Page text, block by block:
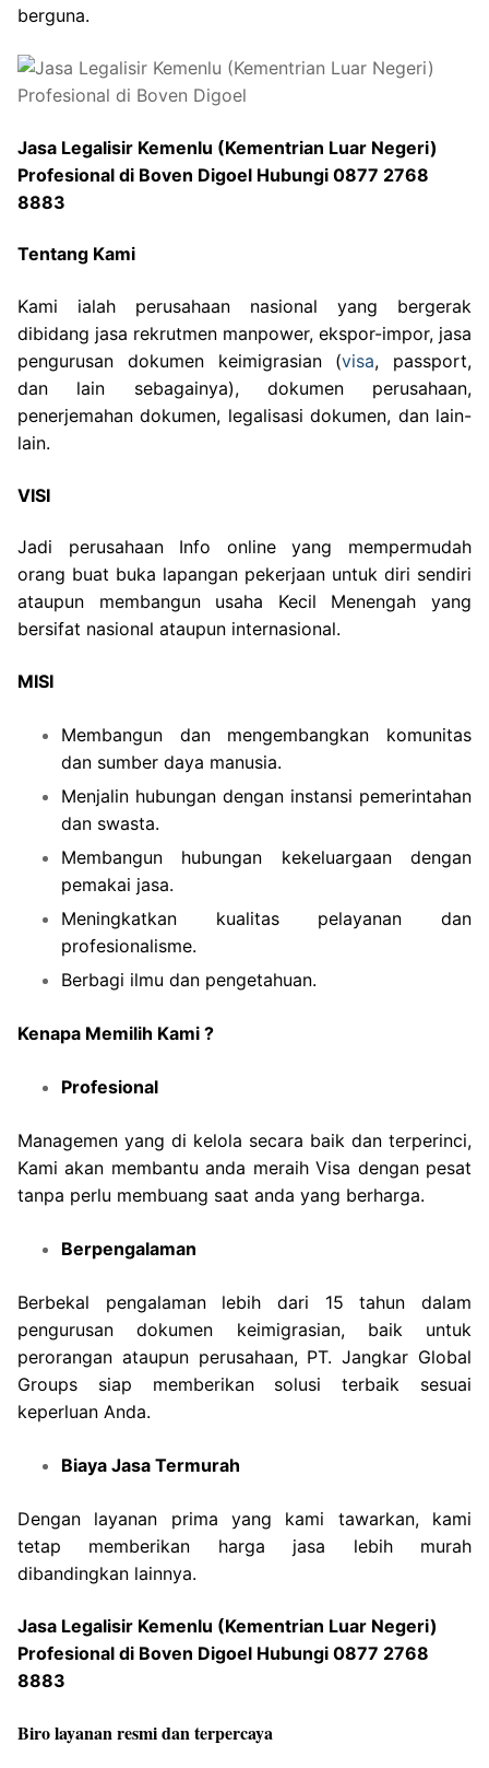
berguna.
Jasa Legalisir Kemenlu (Kementrian Luar Negeri)
Profesional di Boven Digoel Hubungi 0877 2768
8883
Tentang Kami
Kami ialah perusahaan nasional yang bergerak
dibidang jasa rekrutmen manpower, ekspor-impor, jasa
pengurusan dokumen keimigrasian (visa, passport,
dan lain sebagainya), dokumen perusahaan,
penerjemahan dokumen, legalisasi dokumen, dan lain-
lain.
VISI
Jadi perusahaan Info online yang mempermudah
orang buat buka lapangan pekerjaan untuk diri sendiri
ataupun membangun usaha Kecil Menengah yang
bersifat nasional ataupun internasional.
MISI
Membangun dan mengembangkan komunitas
dan sumber daya manusia.
Menjalin hubungan dengan instansi pemerintahan
dan swasta.
Membangun hubungan kekeluargaan dengan
pemakai jasa.
Meningkatkan kualitas pelayanan dan
profesionalisme.
Berbagi ilmu dan pengetahuan.
Kenapa Memilih Kami ?
Profesional
Managemen yang di kelola secara baik dan terperinci,
Kami akan membantu anda meraih Visa dengan pesat
tanpa perlu membuang saat anda yang berharga.
Berpengalaman
Berbekal pengalaman lebih dari 15 tahun dalam
pengurusan dokumen keimigrasian, baik untuk
perorangan ataupun perusahaan, PT. Jangkar Global
Groups siap memberikan solusi terbaik sesuai
keperluan Anda.
Biaya Jasa Termurah
Dengan layanan prima yang kami tawarkan, kami
tetap memberikan harga jasa lebih murah
dibandingkan lainnya.
Jasa Legalisir Kemenlu (Kementrian Luar Negeri)
Profesional di Boven Digoel Hubungi 0877 2768
8883
Biro layanan resmi dan terpercaya